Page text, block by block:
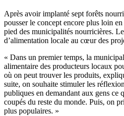
Après avoir implanté sept forêts
pousser le concept encore plus loin
pied des municipalités nourricières.
d’alimentation locale au cœur des
« Dans un premier temps, la
alimentaire des producteurs locaux
où on peut trouver les produits,
suite, on souhaite stimuler les
publiques en demandant aux gens ce
coupés du reste du monde. Puis, on
plus populaires. »